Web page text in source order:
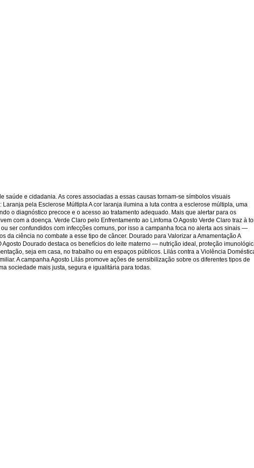
e cidadania. As cores associadas a essas causas tornam-se símbolos visuais
pela Esclerose Múltipla A cor laranja ilumina a luta contra a esclerose múltipla, uma
o diagnóstico precoce e o acesso ao tratamento adequado. Mais que alertar para os
com a doença. Verde Claro pelo Enfrentamento ao Linfoma O Agosto Verde Claro traz à
ser confundidos com infecções comuns, por isso a campanha foca no alerta aos sinais —
ciência no combate a esse tipo de câncer. Dourado para Valorizar a Amamentação A
Dourado destaca os benefícios do leite materno — nutrição ideal, proteção
seja em casa, no trabalho ou em espaços públicos. Lilás contra a Violência
A campanha Agosto Lilás promove ações de sensibilização sobre os diferentes tipos de
sociedade mais justa, segura e igualitária para todas.